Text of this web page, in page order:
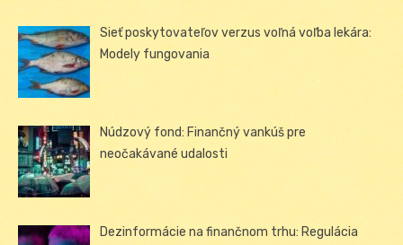
Sieť poskytovateľov verzus voľná voľba lekára:
Modely fungovania
Núdzový fond: Finančný vankúš pre
neočakávané udalosti
Dezinformácie na finančnom trhu: Regulácia